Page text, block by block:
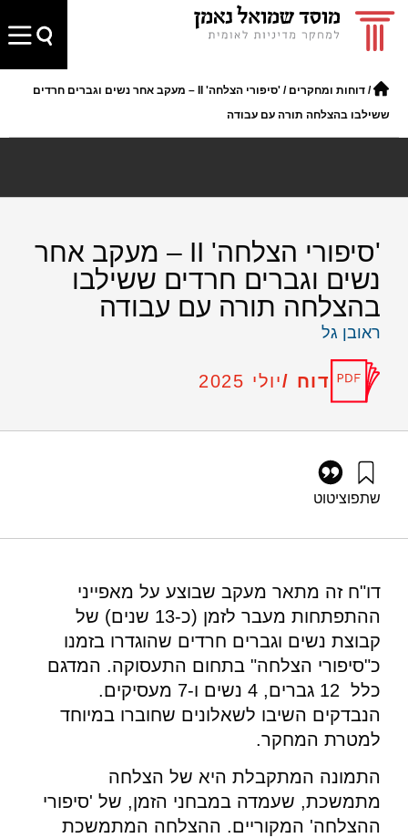
/ דוחות ומחקרים /
​'סיפורי הצלחה' II – ​מעקב אחר נשים וגברים חרדים ​
ששילבו בהצלחה תורה עם עבודה
​'סיפורי הצלחה' II – ​מעקב אחר
נשים וגברים חרדים ​ששילבו
בהצלחה תורה עם עבודה
ראובן גל
דוח /יולי 2025
שתפוציטוט
דו"ח זה מתאר מעקב שבוצע על מאפייני
ההתפתחות מעבר לזמן (כ-13 שנים) של
קבוצת נשים וגברים חרדים שהוגדרו בזמנו
כ"סיפורי הצלחה" בתחום התעסוקה. המדגם
כלל 12 גברים, 4 נשים ו-7 מעסיקים.
הנבדקים השיבו לשאלונים שחוברו במיוחד
למטרת המחקר.
התמונה המתקבלת היא של הצלחה
מתמשכת, שעמדה במבחני הזמן, של 'סיפורי
ההצלחה' המקוריים. ההצלחה המתמשכת